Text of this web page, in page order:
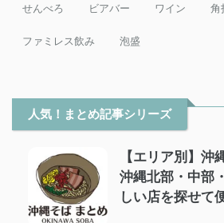
せんべろ ビアバー ワイン 角
ファミレス飲み 泡盛
人気！まとめ記事シリーズ
【エリア別】沖
沖縄北部・中部
しい店を探せて